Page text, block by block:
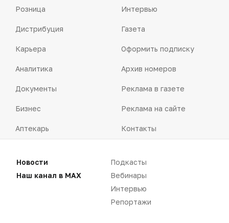
«Политика конфиденциальности»
«Редакционная политика»
Розница
Дистрибуция
Карьера
Аналитика
Документы
Бизнес
Аптекарь
Интервью
Газета
Оформить подписку
Архив номеров
Реклама в газете
Реклама на сайте
Контакты
Новости
Наш канал в MAX
Подкасты
Вебинары
Интервью
Репортажи